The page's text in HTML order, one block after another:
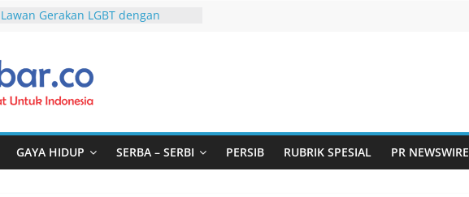
Lawan Gerakan LGBT dengan
tak Menyentuh Masalah
Komnas Anti Pemurtadan Gandeng
Dewan Dakwah Gelar Seminar
Penanganan Kasus Pemurtadan
Cetak Sejarah, 20 Ribu Anak
PAUD/TK/RA di Bandung Barat Siap
GAYA HIDUP SERBA – SERBI PERSIB RUBRIK SPESIAL PR NEWSWIRE